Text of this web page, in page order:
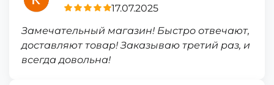
17.07.2025
Замечательный магазин! Быстро отвечают,
доставляют товар! Заказываю третий раз, и
всегда довольна!